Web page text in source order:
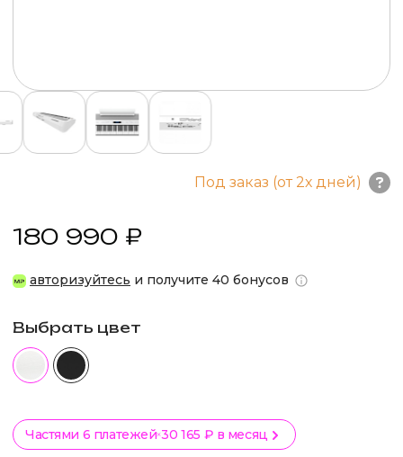
Под заказ (от 2х дней)
180 990 ₽
авторизуйтесь и получите 40 бонусов
Выбрать цвет
Частями 6 платежей 30 165 ₽ в месяц